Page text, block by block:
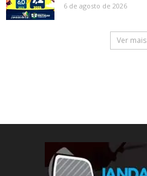
6 de agosto de 2026
Ver mais